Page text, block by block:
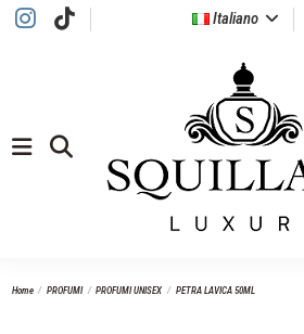
Italiano
Home PROFUMI PROFUMI UNISEX PETRA LAVICA 50ML